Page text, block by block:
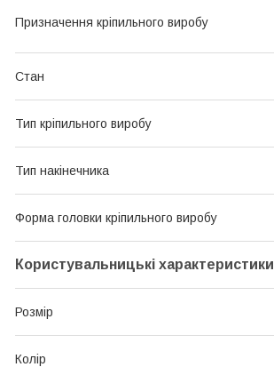
Призначення кріпильного виробу
Стан
Тип кріпильного виробу
Тип накінечника
Форма головки кріпильного виробу
Користувальницькі характеристики
Розмір
Колір